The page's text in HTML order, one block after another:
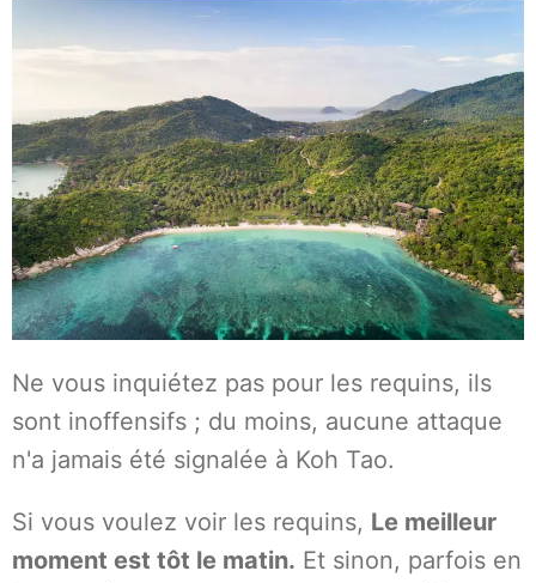
Ne vous inquiétez pas pour les requins, ils
sont inoffensifs ; du moins, aucune attaque
n'a jamais été signalée à Koh Tao.
Si vous voulez voir les requins, Le meilleur
moment est tôt le matin. Et sinon, parfois en